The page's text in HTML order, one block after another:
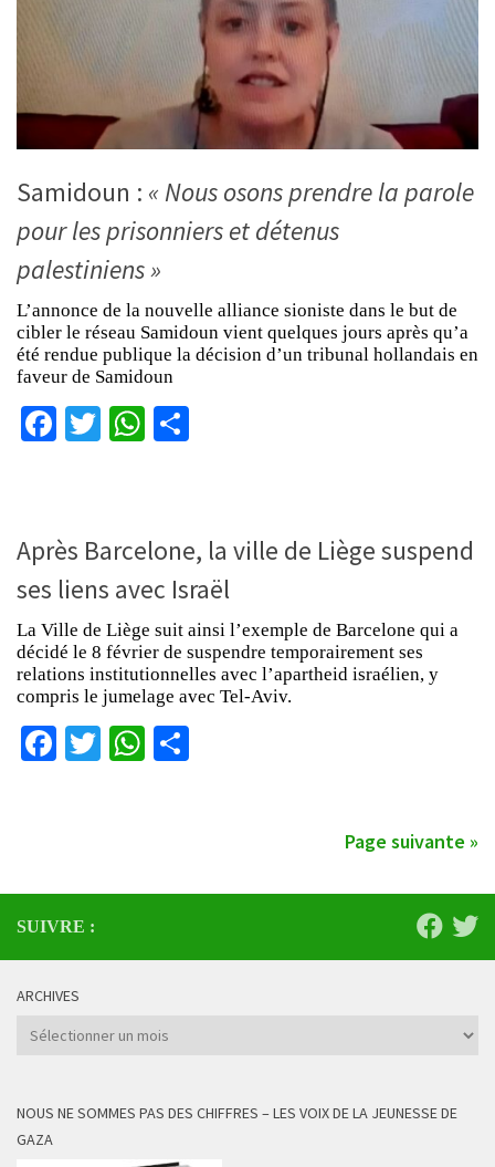
Samidoun : « Nous osons prendre la parole
pour les prisonniers et détenus
palestiniens »
L’annonce de la nouvelle alliance sioniste dans le but de
cibler le réseau Samidoun vient quelques jours après qu’a
été rendue publique la décision d’un tribunal hollandais en
faveur de Samidoun
Facebook
TwitterWhatsApp
Après Barcelone, la ville de Liège suspend
ses liens avec Israël
La Ville de Liège suit ainsi l’exemple de Barcelone qui a
décidé le 8 février de suspendre temporairement ses
relations institutionnelles avec l’apartheid israélien, y
compris le jumelage avec Tel-Aviv.
Facebook
TwitterWhatsApp
Page suivante »
SUIVRE :
ARCHIVES
Archives
NOUS NE SOMMES PAS DES CHIFFRES – LES VOIX DE LA JEUNESSE DE
GAZA